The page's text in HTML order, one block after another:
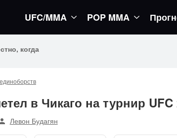
UFC/MMA POP MMA
когда Конор Макгрегор вернется в октагон
в Чикаго на турнир UFC
Левон Будагян